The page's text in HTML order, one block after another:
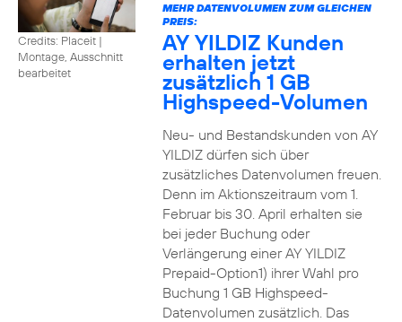
Credits: Placeit |
Montage, Ausschnitt
bearbeitet
MEHR DATENVOLUMEN ZUM GLEICHEN
PREIS:
AY YILDIZ Kunden
erhalten jetzt
zusätzlich 1 GB
Highspeed-Volumen
Neu- und Bestandskunden von AY
YILDIZ dürfen sich über
zusätzliches Datenvolumen freuen.
Denn im Aktionszeitraum vom 1.
Februar bis 30. April erhalten sie
bei jeder Buchung oder
Verlängerung einer AY YILDIZ
Prepaid-Option1) ihrer Wahl pro
Buchung 1 GB Highspeed-
Datenvolumen zusätzlich. Das